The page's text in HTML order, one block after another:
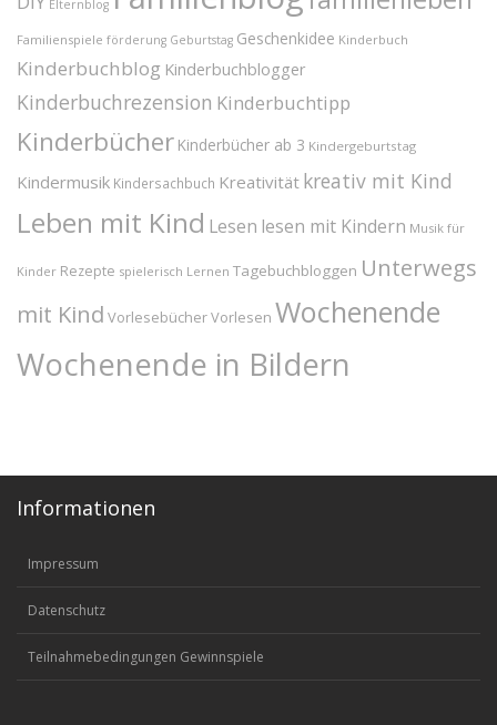
Elternblog
Familienspiele förderung Geburtstag Geschenkidee Kinderbuch
Kinderbuchblog Kinderbuchblogger
Kinderbuchrezension Kinderbuchtipp
Kinderbücher Kinderbücher ab 3 Kindergeburtstag
Kindermusik Kindersachbuch Kreativität kreativ mit Kind
Leben mit Kind Lesen lesen mit Kindern Musik für
Kinder Rezepte spielerisch Lernen Tagebuchbloggen Unterwegs
mit Kind VorlesebücherVorlesen Wochenende
Wochenende in Bildern
Informationen
Impressum
Datenschutz
Teilnahmebedingungen Gewinnspiele